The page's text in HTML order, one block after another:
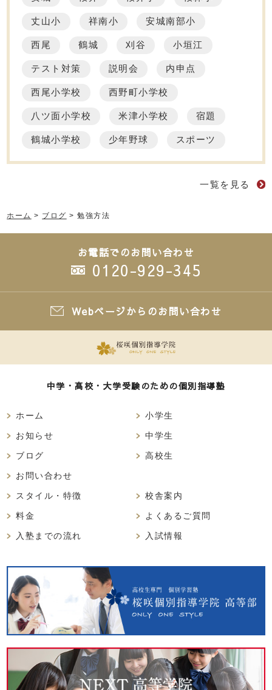
丈山小 祥南小 安城南部小
西尾 鶴城 刈谷 小垣江
テスト対策 説明会 内申点
西尾小学校 西野町小学校
八ツ面小学校 米津小学校 宿題
鶴城小学校 少年野球 スポーツ
一覧を見る
ホーム > ブログ >勉強方法
お電話でのお問い合わせ
0120-929-345
Webページからのお問い合わせ
中学・高校・大学受験のための個別指導塾
ホーム
お知らせ
ブログ
お問い合わせ
小学生
中学生
高校生
スタイル・特徴
料金
入塾までの流れ
校舎案内
よくあるご質問
入試情報